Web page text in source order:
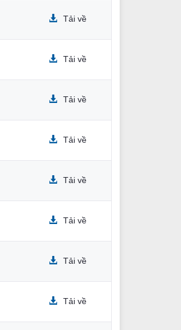
Tải về
Tải về
Tải về
Tải về
Tải về
Tải về
Tải về
Tải về